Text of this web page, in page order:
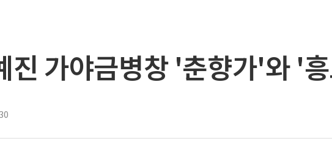
진 가야금병창 '춘향가'와 '